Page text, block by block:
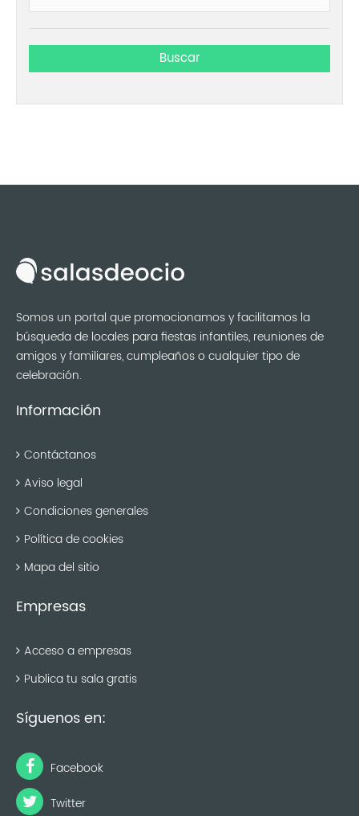
Somos un portal que promocionamos y facilitamos la
búsqueda de locales para fiestas infantiles, reuniones de
amigos y familiares, cumpleaños o cualquier tipo de
celebración.
Información
Contáctanos
Aviso legal
Condiciones generales
Política de cookies
Mapa del sitio
Empresas
Acceso a empresas
Publica tu sala gratis
Síguenos en:
Facebook
Twitter